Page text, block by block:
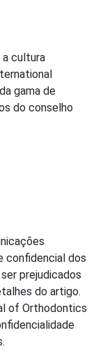
a cultura
gama de
do conselho
confidencial dos
prejudicados
do artigo.
of Orthodontics